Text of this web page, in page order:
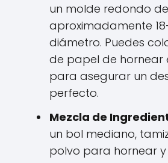
un molde redondo de
aproximadamente
diámetro. Puedes
de papel de hornear
para asegurar un
perfecto.
Mezcla de
un bol mediano,
polvo para hornear y